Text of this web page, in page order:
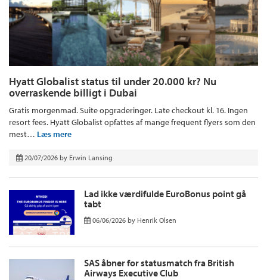
Hyatt Globalist status til under 20.000 kr? Nu
overraskende billigt i Dubai
Gratis morgenmad. Suite opgraderinger. Late checkout kl. 16. Ingen
resort fees. Hyatt Globalist opfattes af mange frequent flyers som den
mest… Læs mere
20/07/2026 by Erwin Lansing
Lad ikke værdifulde EuroBonus point gå
tabt
06/06/2026 by Henrik Olsen
SAS åbner for statusmatch fra British
Airways Executive Club